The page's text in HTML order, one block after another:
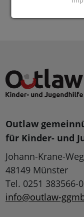
Outlaw
für Kinder- und
Johann-Krane-
48149 Münster
Tel. 0251 383566-0
info@outlaw-